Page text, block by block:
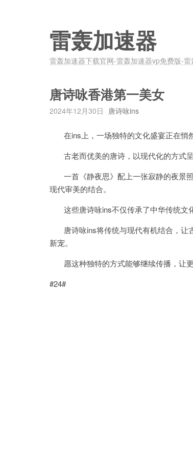
雷轰加速器
雷轰加速器下载官网-雷轰加速器vp免费版-
唐诗咏香港第一美女
2024年12月30日 唐诗咏ins
在ins上，一场独特的文化盛宴正在悄然
古老而优美的唐诗，以现代化的方式呈
一首《静夜思》配上一张寂静的夜景
现代审美的结合。
这些唐诗咏ins不仅传承了中华传统文
唐诗咏ins将传统与现代有机结合，让
新宠。
愿这种独特的方式能够继续传播，让更
#24#